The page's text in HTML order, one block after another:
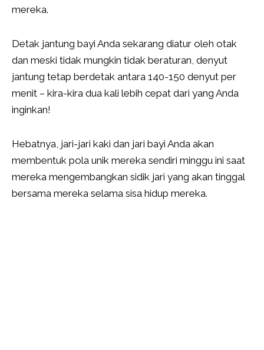
mereka.
Detak jantung bayi Anda sekarang diatur oleh otak
dan meski tidak mungkin tidak beraturan, denyut
jantung tetap berdetak antara 140-150 denyut per
menit – kira-kira dua kali lebih cepat dari yang Anda
inginkan!
Hebatnya, jari-jari kaki dan jari bayi Anda akan
membentuk pola unik mereka sendiri minggu ini saat
mereka mengembangkan sidik jari yang akan tinggal
bersama mereka selama sisa hidup mereka.